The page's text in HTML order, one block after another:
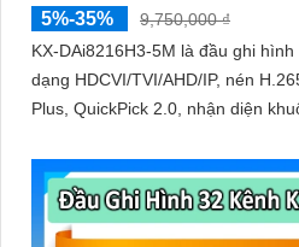
5%-35%
9,750,000 ₫
KX-DAi8216H3-5M là đầu ghi
dạng HDCVI/TVI/AHD/IP, nén
Plus, QuickPick 2.0, nhận diện